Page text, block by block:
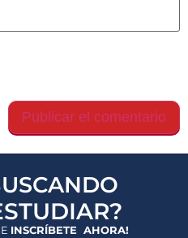
INSCRÍBETE AHORA!